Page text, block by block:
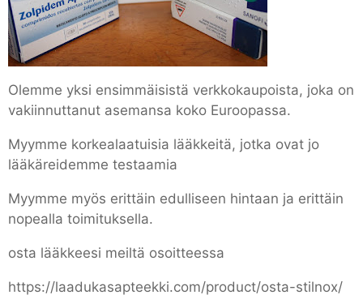
Olemme yksi ensimmäisistä verkkokaupoista, joka on
vakiinnuttanut asemansa koko Euroopassa.
Myymme korkealaatuisia lääkkeitä, jotka ovat jo
lääkäreidemme testaamia
Myymme myös erittäin edulliseen hintaan ja erittäin
nopealla toimituksella.
osta lääkkeesi meiltä osoitteessa
https://laadukasapteekki.com/product/osta-stilnox/